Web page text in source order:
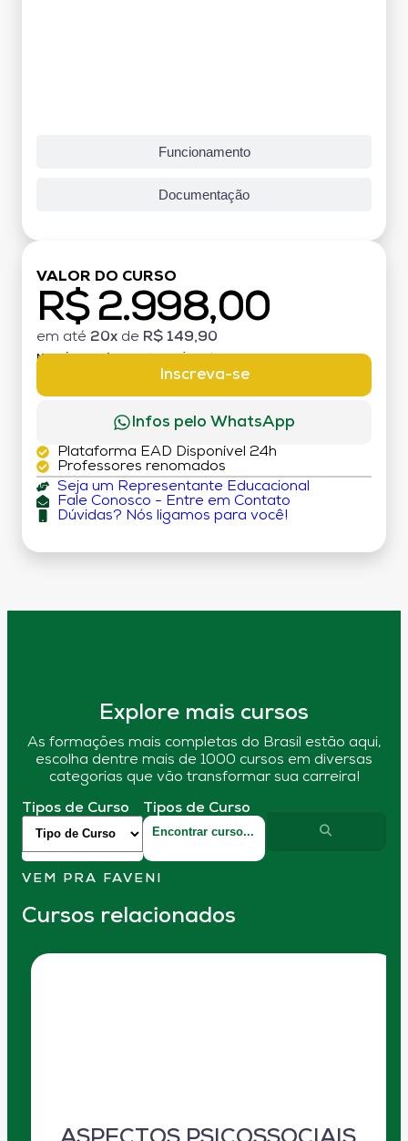
Funcionamento
Documentação
VALOR DO CURSO
R$ 2.998,00
em até 20x de R$ 149,90
MATRÍCULA:
Inscreva-se
Infos pelo WhatsApp
Plataforma EAD Disponível 24h
Professores renomados
Seja um Representante Educacional
Fale Conosco - Entre em Contato
Dúvidas? Nós ligamos para você!
Explore mais cursos
As formações mais completas do Brasil estão aqui,
escolha dentre mais de 1000 cursos em diversas
categorias que vão transformar sua carreira!
Tipos de Curso Tipos de Curso
VEM PRA FAVENI
Cursos relacionados